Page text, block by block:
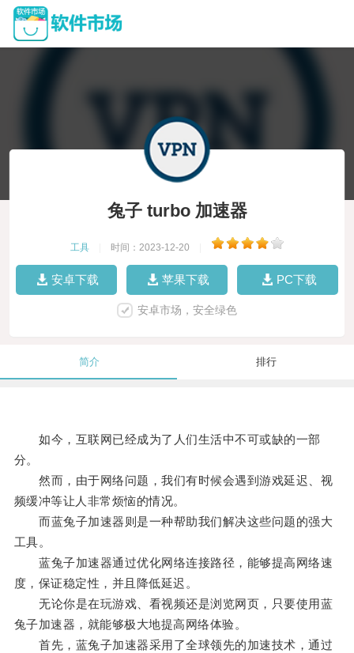
兔子 turbo 加速器
工具 时间：2023-12-20
安卓下载 苹果下载 PC下载
安卓市场，安全绿色
简介 排行
如今，互联网已经成为了人们生活中不可或缺的一部
分。
然而，由于网络问题，我们有时候会遇到游戏延迟、视
频缓冲等让人非常烦恼的情况。
而蓝兔子加速器则是一种帮助我们解决这些问题的强大
工具。
蓝兔子加速器通过优化网络连接路径，能够提高网络速
度，保证稳定性，并且降低延迟。
无论你是在玩游戏、看视频还是浏览网页，只要使用蓝
兔子加速器，就能够极大地提高网络体验。
首先，蓝兔子加速器采用了全球领先的加速技术，通过